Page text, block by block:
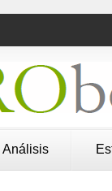
Análisis